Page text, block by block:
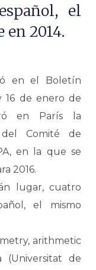
el
2014.
en el Boletín
16 de enero de
en París la
Comité de
en la que se
2016.
lugar, cuatro
el mismo
arithmetic
(Universitat de